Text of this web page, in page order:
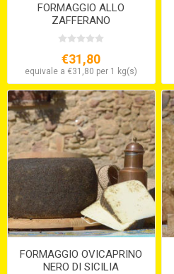
FORMAGGIO ALLO
ZAFFERANO
€31,80
equivale a €31,80 per 1 kg(s)
FORMAGGIO OVICAPRINO
NERO DI SICILIA